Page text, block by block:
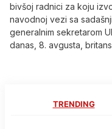
bivšoj radnici za koju
navodnoj vezi sa
generalnim sekretarom
danas, 8. avgusta,
TRENDING